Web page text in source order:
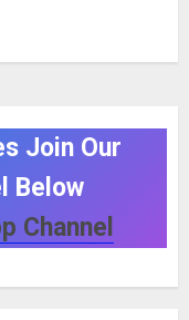
Join Our
Below
Channel